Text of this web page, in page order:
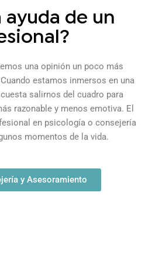
ayuda de un
una opinión un poco más
estamos inmersos en una
salirnos del cuadro para
razonable y menos emotiva. El
en psicología o consejería
momentos de la vida.
y Asesoramiento